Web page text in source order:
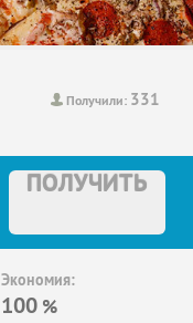
Получили: 331
ПОЛУЧИТЬ
Экономия:
100 %